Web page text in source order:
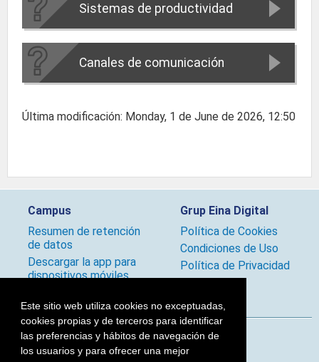
Este sitio web utiliza cookies no exceptuadas,
cookies propias y de terceros para identificar
las preferencias y hábitos de navegación de
los usuarios y para ofrecer una mejor
Sistemas de productividad
Canales de comunicación
Última modificación: Monday, 1 de June de 2026, 12:50
Campus
Resumen de retención
de datos
Descargar la app para
dispositivos móviles
Grup Eina Digital
Política de Cookies
Condiciones de Uso
Política de Privacidad
Síguenos